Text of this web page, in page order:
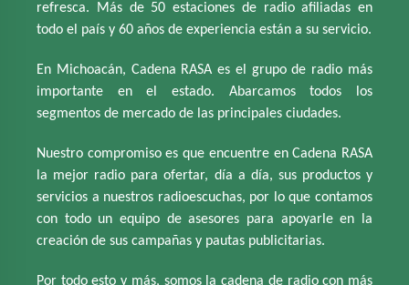
Candela 97.7 FM
Candela 94.1 FM
Catedral de la Música 91.7FM
LOS40 88.1 FM
refresca. Más de 50 estaciones de radio afiliadas en
todo el país y 60 años de experiencia están a su servicio.
En Michoacán, Cadena RASA es el grupo de radio más
importante en el estado. Abarcamos todos los
segmentos de mercado de las principales ciudades.
Nuestro compromiso es que encuentre en Cadena RASA
la mejor radio para ofertar, día a día, sus productos y
servicios a nuestros radioescuchas, por lo que contamos
con todo un equipo de asesores para apoyarle en la
creación de sus campañas y pautas publicitarias.
Por todo esto y más, somos la cadena de radio con más